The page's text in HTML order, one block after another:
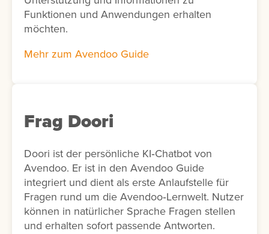
Funktionen und Anwendungen erhalten
möchten.
Mehr zum Avendoo Guide
Frag Doori
Doori ist der persönliche KI‑Chatbot von
Avendoo. Er ist in den Avendoo Guide
integriert und dient als erste Anlaufstelle für
Fragen rund um die Avendoo‑Lernwelt. Nutzer
können in natürlicher Sprache Fragen stellen
und erhalten sofort passende Antworten.